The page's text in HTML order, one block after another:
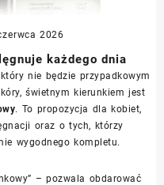
2026
każdego dnia
nie będzie przypadkowym
świetnym kierunkiem jest
. To propozycja dla kobiet,
oraz o tych, którzy
wygodnego kompletu.
– pozwala obdarować